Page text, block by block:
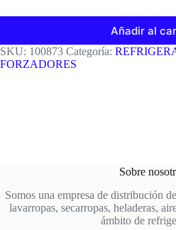
Añadir al
SKU: 100873 Categoría:
FORZADORES
Sobre
Somos una empresa de distribución
lavarropas, secarropas, heladeras,
ámbito de